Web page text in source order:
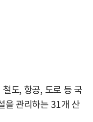
도, 항공, 도로 등 국
을 관리하는 31개 산